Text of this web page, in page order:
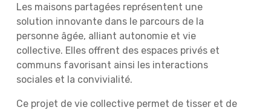
Les maisons partagées représentent une
solution innovante dans le parcours de la
personne âgée, alliant autonomie et vie
collective. Elles offrent des espaces privés et
communs favorisant ainsi les interactions
sociales et la convivialité.
Ce projet de vie collective permet de tisser et de